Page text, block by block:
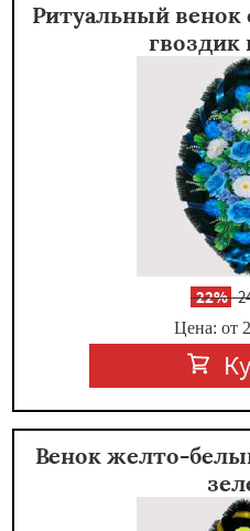
Ритуальный венок
гвоздик
-22%
Цена: от
Венок желто-